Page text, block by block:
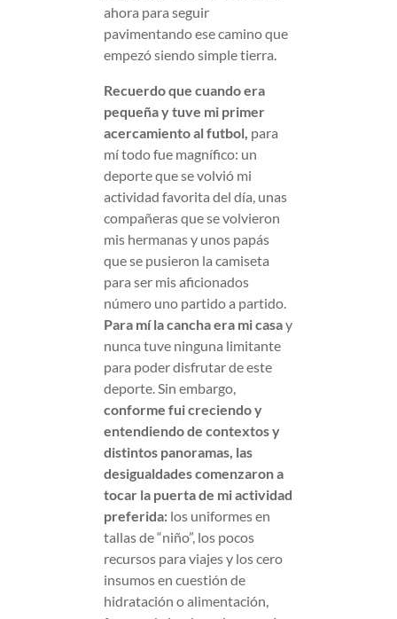
ahora para seguir
pavimentando ese camino que
empezó siendo simple tierra.
Recuerdo que cuando era
pequeña y tuve mi primer
acercamiento al futbol, para
mí todo fue magnífico: un
deporte que se volvió mi
actividad favorita del día, unas
compañeras que se volvieron
mis hermanas y unos papás
que se pusieron la camiseta
para ser mis aficionados
número uno partido a partido.
Para mí la cancha era mi casay
nunca tuve ninguna limitante
para poder disfrutar de este
deporte. Sin embargo,
conforme fui creciendo y
entendiendo de contextos y
distintos panoramas, las
desigualdades comenzaron a
tocar la puerta de mi actividad
preferida:los uniformes en
tallas de “niño”, los pocos
recursos para viajes y los cero
insumos en cuestión de
hidratación o alimentación,